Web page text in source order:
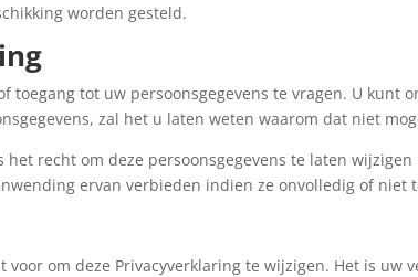
worden gesteld.
tot uw persoonsgegevens te vragen. U kunt
zal het u laten weten waarom dat niet
het recht om deze persoonsgegevens te laten
ervan verbieden indien ze onvolledig of niet
voor om deze Privacyverklaring te wijzigen. Het is